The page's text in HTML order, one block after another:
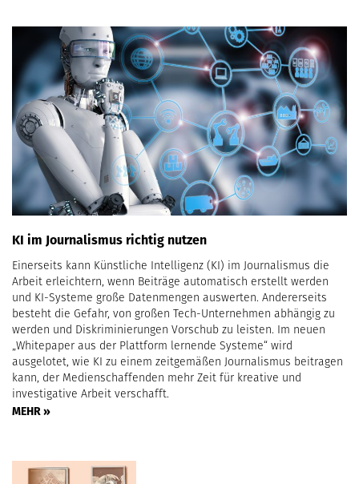
KI im Journalismus richtig nutzen
Einerseits kann Künstliche Intelligenz (KI) im Journalismus die
Arbeit erleichtern, wenn Beiträge automatisch erstellt werden
und KI-Systeme große Datenmengen auswerten. Andererseits
besteht die Gefahr, von großen Tech-Unternehmen abhängig zu
werden und Diskriminierungen Vorschub zu leisten. Im neuen
„Whitepaper aus der Plattform lernende Systeme“ wird
ausgelotet, wie KI zu einem zeitgemäßen Journalismus beitragen
kann, der Medienschaffenden mehr Zeit für kreative und
investigative Arbeit verschafft.
MEHR »